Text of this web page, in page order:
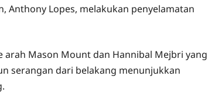
Anthony Lopes, melakukan penyelamatan
arah Mason Mount dan Hannibal Mejbri yang
serangan dari belakang menunjukkan